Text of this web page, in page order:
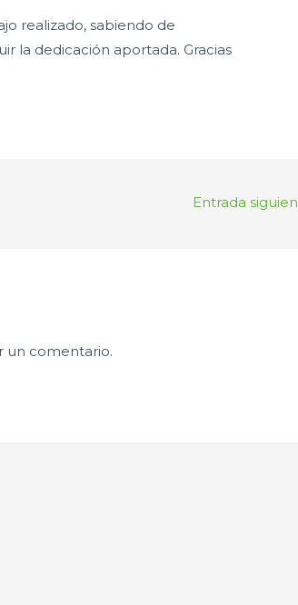
realizado, sabiendo de
la dedicación aportada. Gracias
Entrada
un comentario.